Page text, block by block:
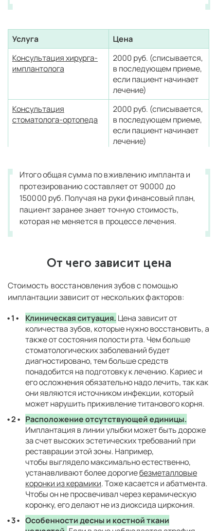
Услуга
Цена
Консультация хирурга-
имплантолога
2000 руб. (списывается,
в последующем приеме,
если пациент начинает
лечение)
Консультация
стоматолога-ортопеда
2000 руб. (списывается,
в последующем приеме,
если пациент начинает
лечение)
период лечения
Планирование операции
3Д
15000 руб
Имплант
от 25000 до 65000 руб
Формирователь десны(в
случае установки во
13000 руб
Наложение и снятие
швов
3000 руб
Анестезия 2000 руб
Работа доктора 15000 руб
Взятие крови на анализ
(гепатит С)
1000 руб
Осмотры доктора (от 2-5
осмотров)
5000 руб
Итого общая сумма по вживлению импланта и
протезированию составляет от 90000 до
150000 руб. Получая на руки финансовый план,
пациент заранее знает точную стоимость,
которая не меняется в процессе лечения.
От чего зависит цена
Стоимость восстановления зубов с помощью
имплантации зависит от нескольких факторов:
Клиническая ситуация. Цена зависит от
количества зубов, которые нужно восстановить, а
также от состояния полости рта. Чем больше
стоматологических заболеваний будет
диагностировано, тем больше средств
понадобится на подготовку к лечению. Кариес и
его осложнения обязательно надо лечить, так как
они являются источником инфекции, который
может нарушить приживление титанового корня.
Расположение отсутствующей единицы.
Имплантация в линии улыбки может быть дороже
за счет высоких эстетических требований при
реставрации этой зоны. Например,
чтобы выглядело максимально естественно,
устанавливают более дорогиебезметалловые
коронки из керамики. Тоже касается и абатмента.
Чтобы он не просвечивал через керамическую
коронку, его делают не из диоксида циркония.
Особенности десны и костной ткани